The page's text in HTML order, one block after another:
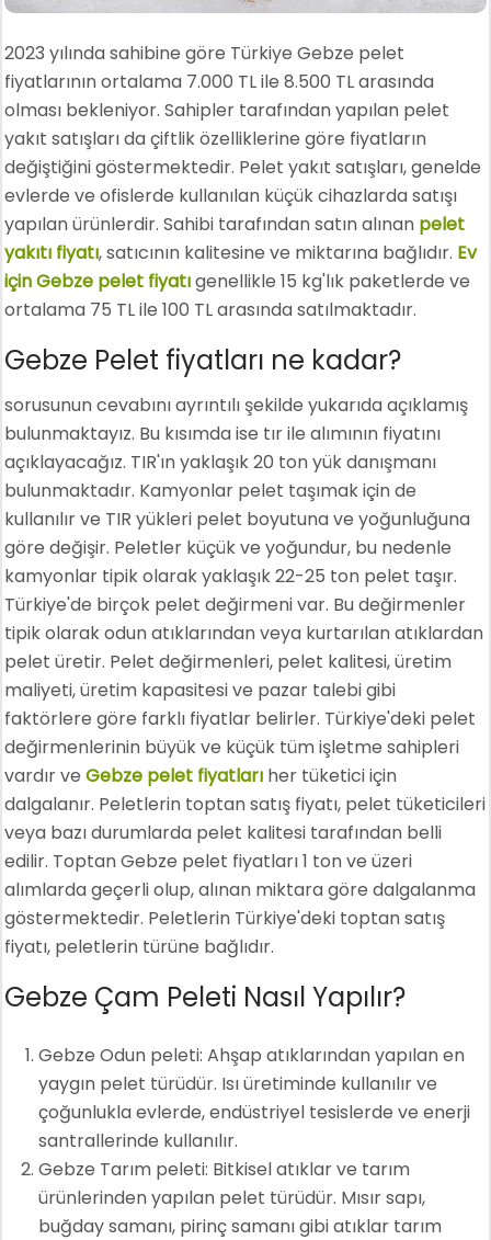
2023 yılında sahibine göre Türkiye Gebze pelet
fiyatlarının ortalama 7.000 TL ile 8.500 TL arasında
olması bekleniyor. Sahipler tarafından yapılan pelet
yakıt satışları da çiftlik özelliklerine göre fiyatların
değiştiğini göstermektedir. Pelet yakıt satışları, genelde
evlerde ve ofislerde kullanılan küçük cihazlarda satışı
yapılan ürünlerdir. Sahibi tarafından satın alınan pelet
yakıtı fiyatı, satıcının kalitesine ve miktarına bağlıdır. Ev
için Gebze pelet fiyatıgenellikle 15 kg'lık paketlerde ve
ortalama 75 TL ile 100 TL arasında satılmaktadır.
Gebze Pelet fiyatları ne kadar?
sorusunun cevabını ayrıntılı şekilde yukarıda açıklamış
bulunmaktayız. Bu kısımda ise tır ile alımının fiyatını
açıklayacağız. TIR'ın yaklaşık 20 ton yük danışmanı
bulunmaktadır. Kamyonlar pelet taşımak için de
kullanılır ve TIR yükleri pelet boyutuna ve yoğunluğuna
göre değişir. Peletler küçük ve yoğundur, bu nedenle
kamyonlar tipik olarak yaklaşık 22-25 ton pelet taşır.
Türkiye'de birçok pelet değirmeni var. Bu değirmenler
tipik olarak odun atıklarından veya kurtarılan atıklardan
pelet üretir. Pelet değirmenleri, pelet kalitesi, üretim
maliyeti, üretim kapasitesi ve pazar talebi gibi
faktörlere göre farklı fiyatlar belirler. Türkiye'deki pelet
değirmenlerinin büyük ve küçük tüm işletme sahipleri
vardır veGebze pelet fiyatları her tüketici için
dalgalanır. Peletlerin toptan satış fiyatı, pelet tüketicileri
veya bazı durumlarda pelet kalitesi tarafından belli
edilir. Toptan Gebze pelet fiyatları 1 ton ve üzeri
alımlarda geçerli olup, alınan miktara göre dalgalanma
göstermektedir. Peletlerin Türkiye'deki toptan satış
fiyatı, peletlerin türüne bağlıdır.
Gebze Çam Peleti Nasıl Yapılır?
Gebze Odun peleti: Ahşap atıklarından yapılan en
yaygın pelet türüdür. Isı üretiminde kullanılır ve
çoğunlukla evlerde, endüstriyel tesislerde ve enerji
santrallerinde kullanılır.
Gebze Tarım peleti: Bitkisel atıklar ve tarım
ürünlerinden yapılan pelet türüdür. Mısır sapı,
buğday samanı, pirinç samanı gibi atıklar tarım